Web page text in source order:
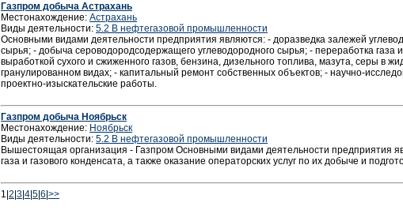
Газпром добыча Астрахань
Местонахождение: Астрахань
Виды деятельности: 5.2 В нефтегазовой промышленности
Основными видами деятельности предприятия являются: - доразведка залежей
сырья; - добыча сероводородсодержащего углеводородного сырья; - переработка газа
выработкой сухого и сжиженного газов, бензина, дизельного топлива, мазута, серы в
гранулированном видах; - капитальный ремонт собственных объектов; - научно-
проектно-изыскательские работы.
Газпром добыча Ноябрьск
Местонахождение: Ноябрьск
Виды деятельности: 5.2 В нефтегазовой промышленности
Вышестоящая организация - Газпром Основными видами деятельности предприятия
газа и газового конденсата, а также оказание операторских услуг по их добыче и
1| 2 3 4 5 6 >>